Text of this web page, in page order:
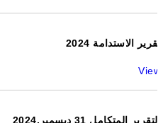
تقرير الاستدامة 2024
View
التقرير المتكامل 31 ديسمبر,2024